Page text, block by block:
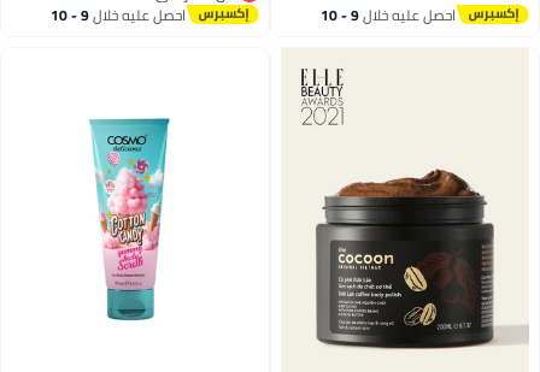
احصل عليه خلال 9 - 10 أقل سعر في السنة
احصل عليه خلال 9 - 10